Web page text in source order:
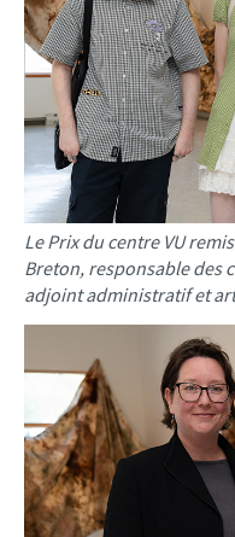
Le Prix du centre VU
Breton, responsable des
adjoint administratif et